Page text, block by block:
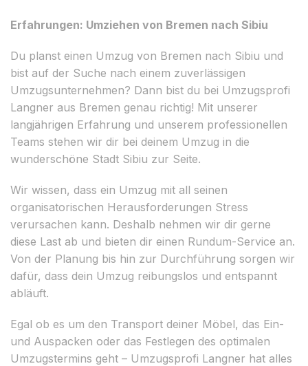
Erfahrungen: Umziehen von Bremen nach Sibiu
Du planst einen Umzug von Bremen nach Sibiu und
bist auf der Suche nach einem zuverlässigen
Umzugsunternehmen? Dann bist du bei Umzugsprofi
Langner aus Bremen genau richtig! Mit unserer
langjährigen Erfahrung und unserem professionellen
Teams stehen wir dir bei deinem Umzug in die
wunderschöne Stadt Sibiu zur Seite.
Wir wissen, dass ein Umzug mit all seinen
organisatorischen Herausforderungen Stress
verursachen kann. Deshalb nehmen wir dir gerne
diese Last ab und bieten dir einen Rundum-Service an.
Von der Planung bis hin zur Durchführung sorgen wir
dafür, dass dein Umzug reibungslos und entspannt
abläuft.
Egal ob es um den Transport deiner Möbel, das Ein-
und Auspacken oder das Festlegen des optimalen
Umzugstermins geht – Umzugsprofi Langner hat alles